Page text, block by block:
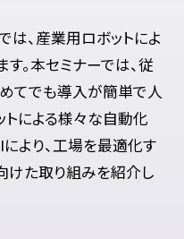
、産業用ロボットによ
。本セミナーでは、従
てでも導入が簡単で人
による様々な自動化
により、工場を最適化す
けた取り組みを紹介し